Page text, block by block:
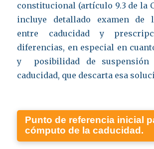
constitucional (artículo 9.3 de la
incluye detallado examen de
entre caducidad y
diferencias, en especial en
y posibilidad de
caducidad, que descarta esa
Punto de referencia inicial
cómputo de la caducidad.